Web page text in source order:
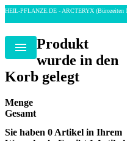
HEIL-PFLANZE.DE - ARCTERYX (Bürozeiten
Menu
Produkt
wurde in den
Korb gelegt
Menge
Gesamt
Sie haben 0 Artikel in Ihrem